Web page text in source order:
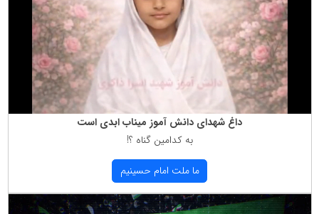
داغ شهدای دانش آموز میناب ابدی است
به كدامین گناه ؟!
ما ملت امام حسینیم